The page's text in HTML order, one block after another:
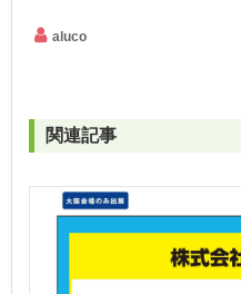
aluco
関連記事